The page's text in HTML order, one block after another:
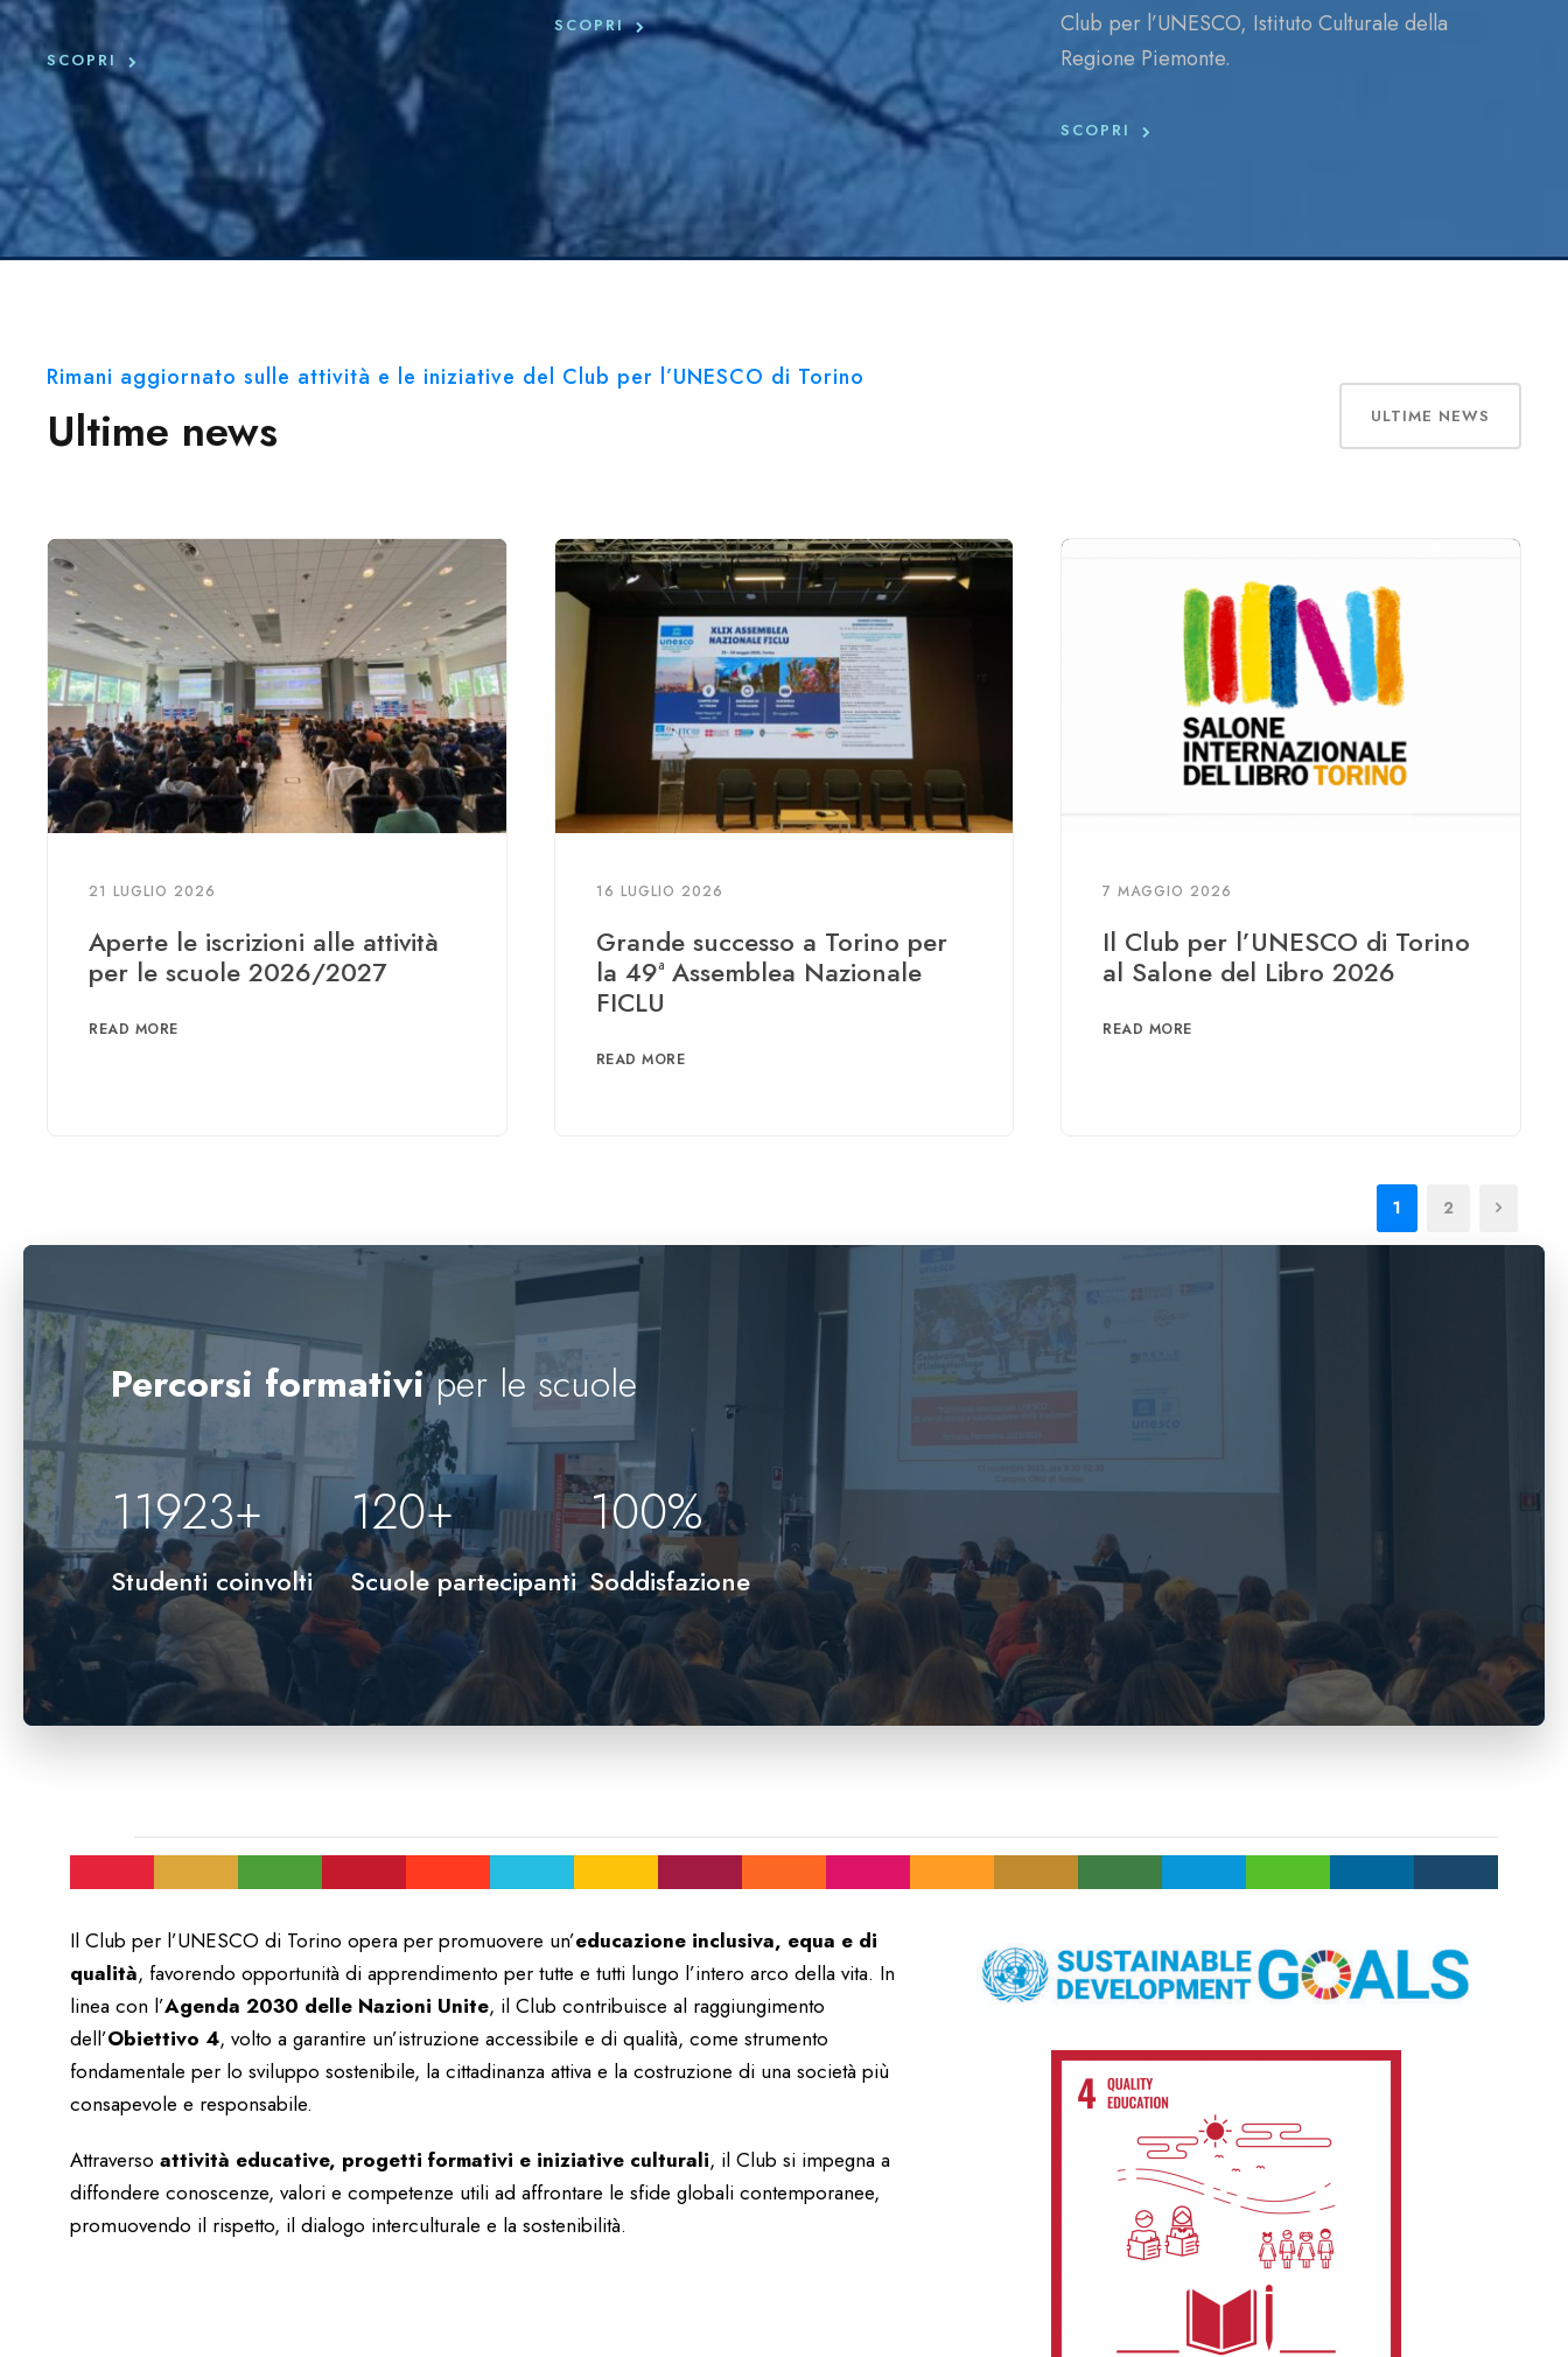
SCOPRI
SCOPRI
Club per l’UNESCO, Istituto Culturale della
Regione Piemonte.
SCOPRI
Rimani aggiornato sulle attività e le iniziative del Club per l’UNESCO di Torino
Ultime news ULTIME NEWS
21 LUGLIO 2026
Aperte le iscrizioni alle attività
per le scuole 2026/2027
READ MORE
16 LUGLIO 2026
Grande successo a Torino per
la 49ª Assemblea Nazionale
FICLU
READ MORE
7 MAGGIO 2026
Il Club per l’UNESCO di Torino
al Salone del Libro 2026
READ MORE
1 2
Percorsi formativiper le scuole
12000+
Studenti coinvolti
120+
Scuole partecipanti
100%
Soddisfazione
Il Club per l’UNESCO di Torino opera per promuovere un’educazione inclusiva, equa e di
qualità, favorendo opportunità di apprendimento per tutte e tutti lungo l’intero arco della vita. In
linea con l’Agenda 2030 delle Nazioni Unite, il Club contribuisce al raggiungimento
dell’Obiettivo 4, volto a garantire un’istruzione accessibile e di qualità, come strumento
fondamentale per lo sviluppo sostenibile, la cittadinanza attiva e la costruzione di una società più
consapevole e responsabile.
Attraverso attività educative, progetti formativi e iniziative culturali, il Club si impegna a
diffondere conoscenze, valori e competenze utili ad affrontare le sfide globali contemporanee,
promuovendo il rispetto, il dialogo interculturale e la sostenibilità.